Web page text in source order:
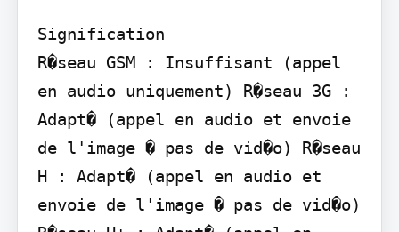
Signification
R�seau GSM : Insuffisant (appel
en audio uniquement) R�seau 3G :
Adapt� (appel en audio et envoie
de l'image � pas de vid�o) R�seau
H : Adapt� (appel en audio et
envoie de l'image � pas de vid�o)